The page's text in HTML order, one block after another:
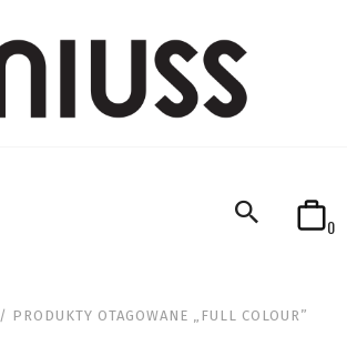
0
/ PRODUKTY OTAGOWANE „FULL COLOUR”